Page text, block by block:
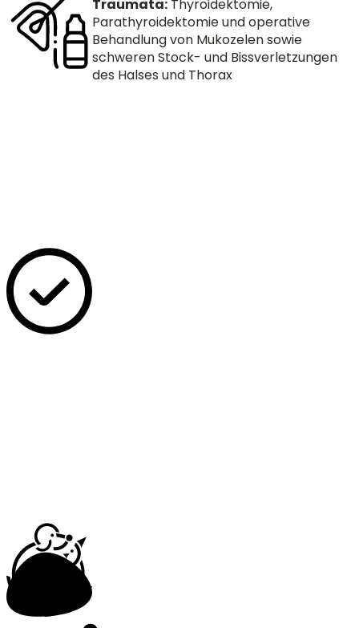
Traumata: Thyroidektomie,
Parathyroidektomie und operative
Behandlung von Mukozelen sowie
schweren Stock- und Bissverletzungen
des Halses und Thorax